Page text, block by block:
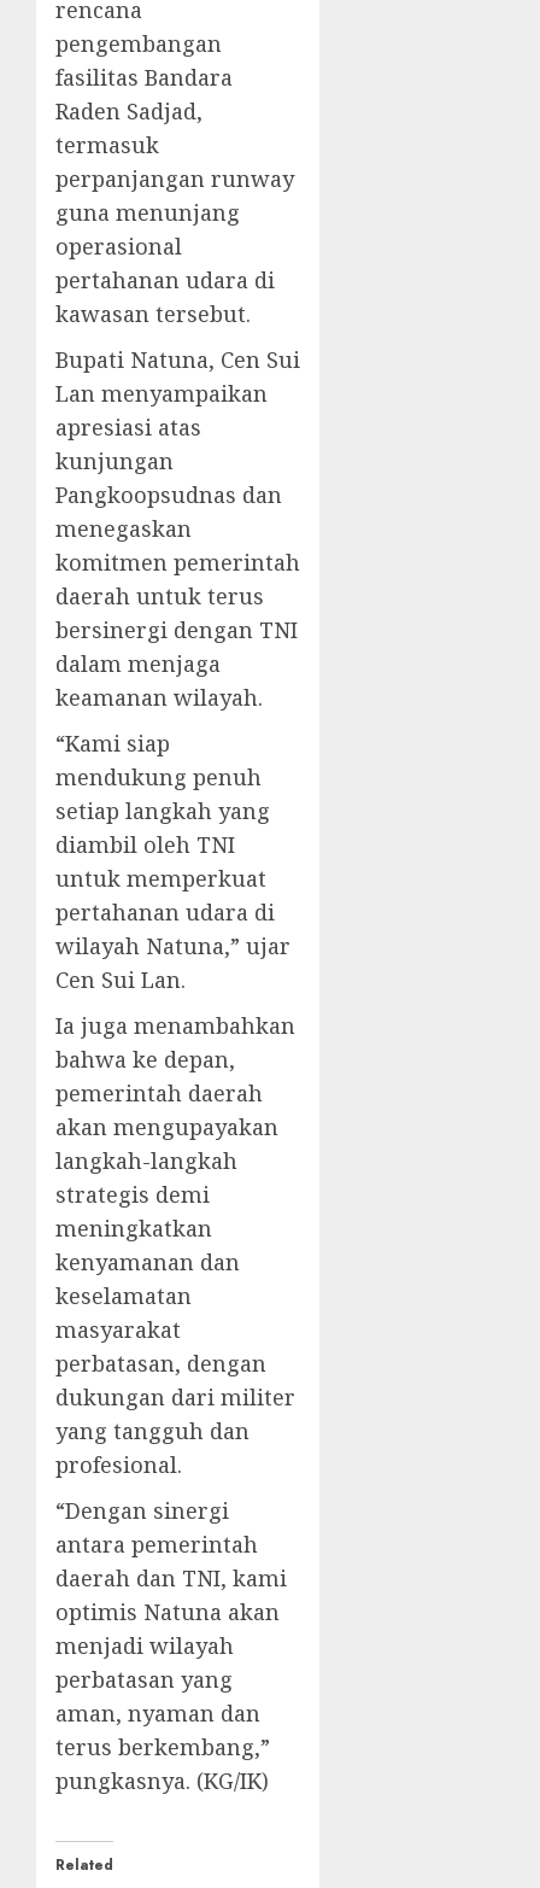
rencana
pengembangan
fasilitas Bandara
Raden Sadjad,
termasuk
perpanjangan runway
guna menunjang
operasional
pertahanan udara di
kawasan tersebut.
Bupati Natuna, Cen Sui
Lan menyampaikan
apresiasi atas
kunjungan
Pangkoopsudnas dan
menegaskan
komitmen pemerintah
daerah untuk terus
bersinergi dengan TNI
dalam menjaga
keamanan wilayah.
“Kami siap
mendukung penuh
setiap langkah yang
diambil oleh TNI
untuk memperkuat
pertahanan udara di
wilayah Natuna,” ujar
Cen Sui Lan.
Ia juga menambahkan
bahwa ke depan,
pemerintah daerah
akan mengupayakan
langkah-langkah
strategis demi
meningkatkan
kenyamanan dan
keselamatan
masyarakat
perbatasan, dengan
dukungan dari militer
yang tangguh dan
profesional.
“Dengan sinergi
antara pemerintah
daerah dan TNI, kami
optimis Natuna akan
menjadi wilayah
perbatasan yang
aman, nyaman dan
terus berkembang,”
pungkasnya. (KG/IK)
Related